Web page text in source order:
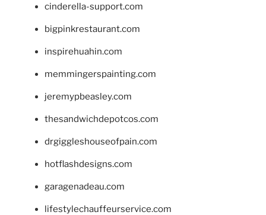
cinderella-support.com
bigpinkrestaurant.com
inspirehuahin.com
memmingerspainting.com
jeremypbeasley.com
thesandwichdepotcos.com
drgiggleshouseofpain.com
hotflashdesigns.com
garagenadeau.com
lifestylechauffeurservice.com